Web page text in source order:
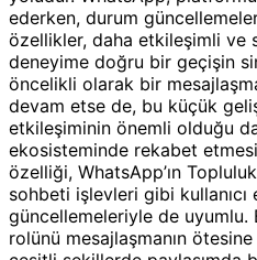
ederken, durum
özellikler, daha etkileşimli
deneyime doğru bir geçişin
öncelikli olarak bir
devam etse de, bu küçük
etkileşiminin önemli olduğu
ekosisteminde rekabet
özelliği, WhatsApp’ın
sohbeti işlevleri gibi
güncellemeleriyle de uyumlu.
rolünü mesajlaşmanın ötesine